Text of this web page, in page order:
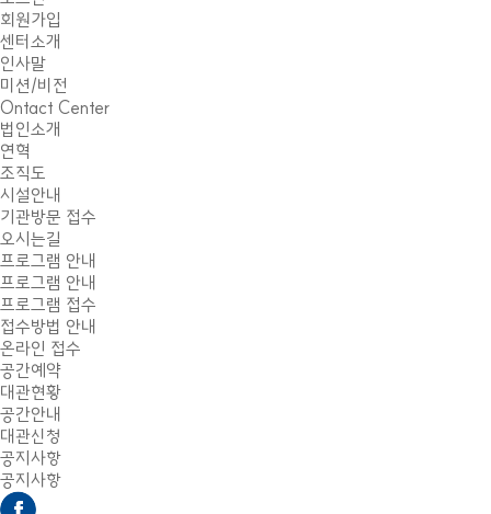
회원가입
센터소개
인사말
미션/비전
Ontact Center
법인소개
연혁
조직도
시설안내
기관방문 접수
오시는길
프로그램 안내
프로그램 안내
프로그램 접수
접수방법 안내
온라인 접수
공간예약
대관현황
공간안내
대관신청
공지사항
공지사항